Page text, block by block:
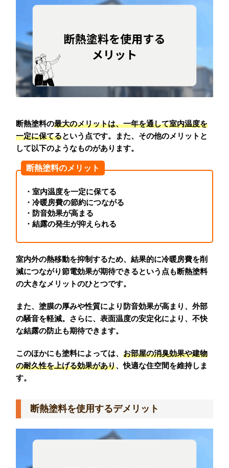
断熱塗料の最大のメリットは、一年を通して室内温度を
一定に保てるという点です。また、その他のメリットと
して以下のようなものがあります。
断熱塗料のメリット
・室内温度を一定に保てる
・冷暖房費の節約につながる
・防音効果が高まる
・結露の発生が抑えられる
室内外の熱移動を抑制するため、結果的に冷暖房費を削
減につながり節電効果が期待できるという点も断熱塗料
の大きなメリットのひとつです。
また、塗膜の厚みや性質により防音効果が高まり、外部
の騒音を軽減。さらに、表面温度の安定化により、不快
な結露の防止も期待できます。
このほかにも塗料によっては、お部屋の消臭効果や建物
の耐久性を上げる効果があり、快適な住空間を維持しま
す。
断熱塗料を使用するデメリット